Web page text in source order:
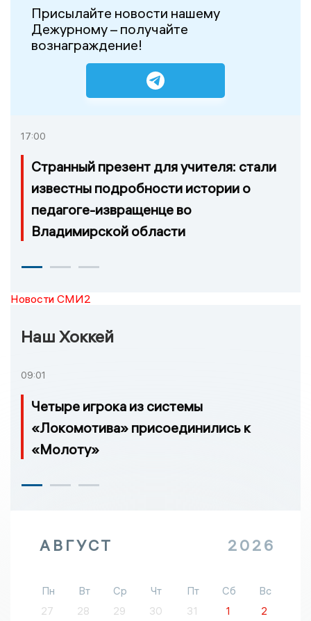
Присылайте новости нашему
Дежурному – получайте
вознаграждение!
17:00
Странный презент для учителя: стали
известны подробности истории о
педагоге-извращенце во
Владимирской области
Новости СМИ2
Наш Хоккей
09:01
Четыре игрока из системы
«Локомотива» присоединились к
«Молоту»
АВГУСТ 2026
Пн Вт Ср Чт Пт Сб
Вс
27
28 29 30 31 1
2